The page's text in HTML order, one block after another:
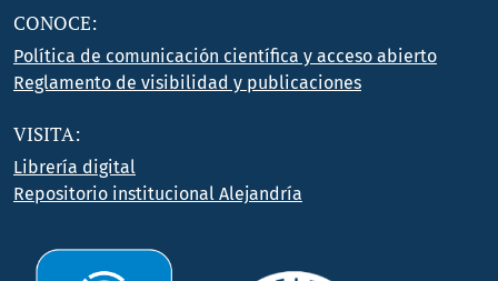
CONOCE:
Política de comunicación científica y acceso abierto
Reglamento de visibilidad y publicaciones
VISITA:
Librería digital
Repositorio institucional Alejandría